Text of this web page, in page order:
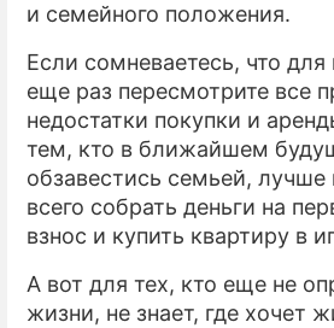
и семейного положения.
Если сомневаетесь, что для
еще раз пересмотрите все
недостатки покупки и
тем, кто в ближайшем
обзавестись семьей, лучше
всего собрать деньги на
взнос и купить квартиру в
А вот для тех, кто еще не
жизни, не знает, где хочет